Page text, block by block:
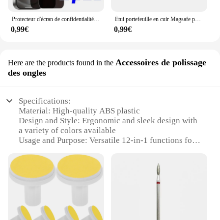
Protecteur d'écran de confidentialité, 2 pièces, pour iPhone 16 15 14 Pro Max 11 12 13 Pro Mini revêtement hydrophobe, verre trempé haute définition
0,99€
Étui portefeuille en cuir Magsafe pour iPhone, porte-cartes avec aimant MagSafe, compatible avec iPhone 15 Pro Max, 14, 13, 12
0,99€
Here are the products found in the Accessoires de polissage
des ongles
Specifications:
Material: High-quality ABS plastic
Design and Style: Ergonomic and sleek design with
a variety of colors available
Usage and Purpose: Versatile 12-in-1 functions for
Performance and Property: Powerful motor for
efficient nail polishing
Parts and Accessories: Comes with a complete set of
Applicable People: Ideal for both professional nail
technicians and home users